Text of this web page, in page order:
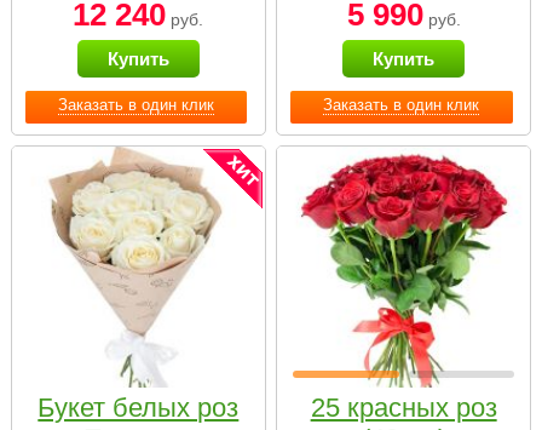
Заказать в один клик
12 240 руб.
Купить
Заказать в один клик
5 990руб.
Купить
Букет белых роз
25 красных роз